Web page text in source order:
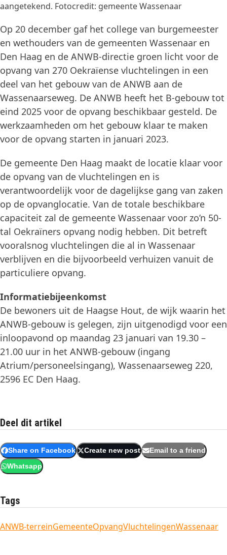
aangetekend. Fotocredit: gemeente Wassenaar
Op 20 december gaf het college van burgemeester
en wethouders van de gemeenten Wassenaar en
Den Haag en de ANWB-directie groen licht voor de
opvang van 270 Oekraïense vluchtelingen in een
deel van het gebouw van de ANWB aan de
Wassenaarseweg. De ANWB heeft het B-gebouw tot
eind 2025 voor de opvang beschikbaar gesteld. De
werkzaamheden om het gebouw klaar te maken
voor de opvang starten in januari 2023.
De gemeente Den Haag maakt de locatie klaar voor
de opvang van de vluchtelingen en is
verantwoordelijk voor de dagelijkse gang van zaken
op de opvanglocatie. Van de totale beschikbare
capaciteit zal de gemeente Wassenaar voor zo’n 50-
tal Oekraïners opvang nodig hebben. Dit betreft
vooralsnog vluchtelingen die al in Wassenaar
verblijven en die bijvoorbeeld verhuizen vanuit de
particuliere opvang.
Informatiebijeenkomst
De bewoners uit de Haagse Hout, de wijk waarin het
ANWB-gebouw is gelegen, zijn uitgenodigd voor een
inloopavond op maandag 23 januari van 19.30 –
21.00 uur in het ANWB-gebouw (ingang
Atrium/personeelsingang), Wassenaarseweg 220,
2596 EC Den Haag.
Deel dit artikel
Share on Facebook Create new post Email to a friend
Whatsapp
Tags
ANWB-terreinGemeenteOpvangVluchtelingenWassenaar